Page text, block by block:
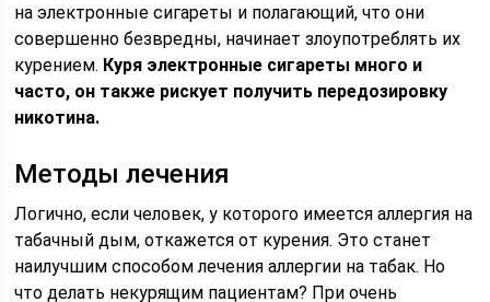
на электронные сигареты и полагающий, что они
совершенно безвредны, начинает злоупотреблять их
курением. Куря электронные сигареты много и
часто, он также рискует получить передозировку
никотина.
Методы лечения
Логично, если человек, у которого имеется аллергия на
табачный дым, откажется от курения. Это станет
наилучшим способом лечения аллергии на табак. Но
что делать некурящим пациентам? При очень